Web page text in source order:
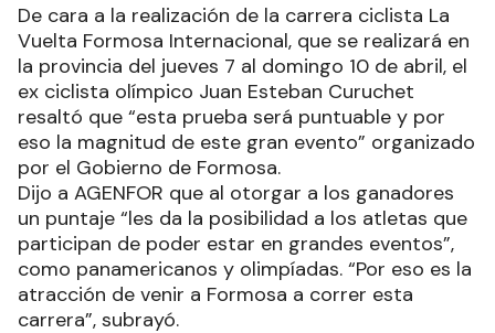
De cara a la realización de la carrera ciclista La
Vuelta Formosa Internacional, que se realizará en
la provincia del jueves 7 al domingo 10 de abril, el
ex ciclista olímpico Juan Esteban Curuchet
resaltó que “esta prueba será puntuable y por
eso la magnitud de este gran evento” organizado
por el Gobierno de Formosa.
Dijo a AGENFOR que al otorgar a los ganadores
un puntaje “les da la posibilidad a los atletas que
participan de poder estar en grandes eventos”,
como panamericanos y olimpíadas. “Por eso es la
atracción de venir a Formosa a correr esta
carrera”, subrayó.